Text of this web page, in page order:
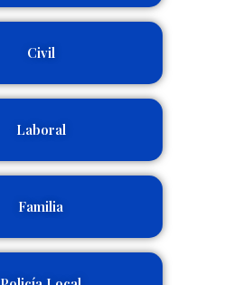
Civil
Laboral
Familia